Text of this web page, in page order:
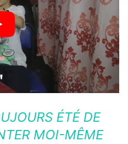
ÉTÉ DE
MOI-MÊME